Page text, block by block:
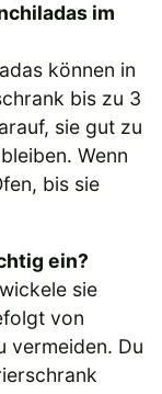
im
können in
bis zu 3
sie gut zu
Wenn
bis sie
ein?
sie
von
vermeiden. Du